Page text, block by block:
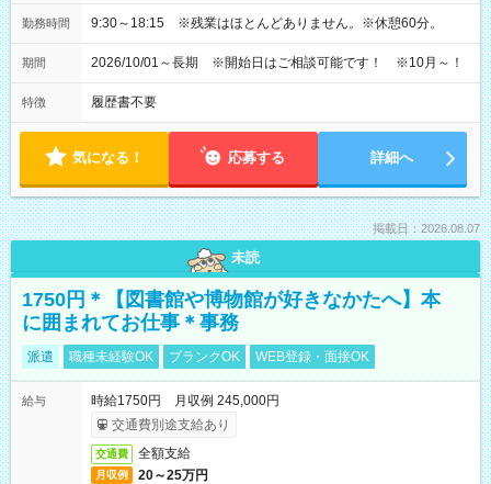
勤務時間 9:30～18:15 ※残業はほとんどありません。※休憩60分。
期間 2026/10/01～長期 ※開始日はご相談可能です！ ※10月～！
特徴 履歴書不要
気になる！ 応募する 詳細へ
掲載日：2026.08.07
未読
1750円＊【図書館や博物館が好きなかたへ】本
に囲まれてお仕事＊事務
派遣 職種未経験OK ブランクOK WEB登録・面接OK
給与
時給1750円 月収例 245,000円
交通費別途支給あり
交通費 全額支給
月収例 20～25万円